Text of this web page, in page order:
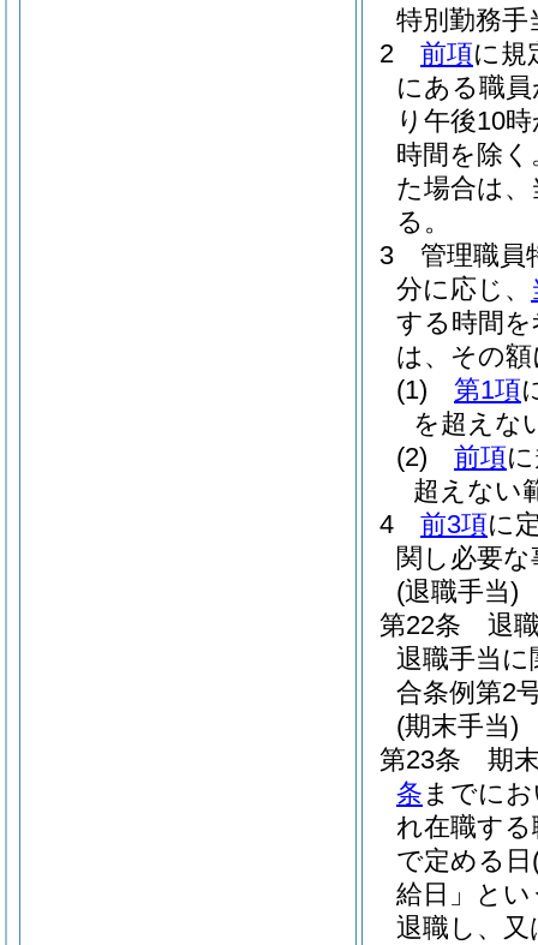
特別勤務
2
前項に規
にある職
り午後10
時間を除く
た場合は
る。
3
管理職員
分に応じ、
する時間
は、その
(1)
第1項
を超えな
(2)
前項
超えない
4
前3項に
関し必要
(退職手当)
第22条
退
退職手当
合条例第2
(期末手当)
第23条
期
条 までに
れ在職す
で定める日
給日」とい
退職し、